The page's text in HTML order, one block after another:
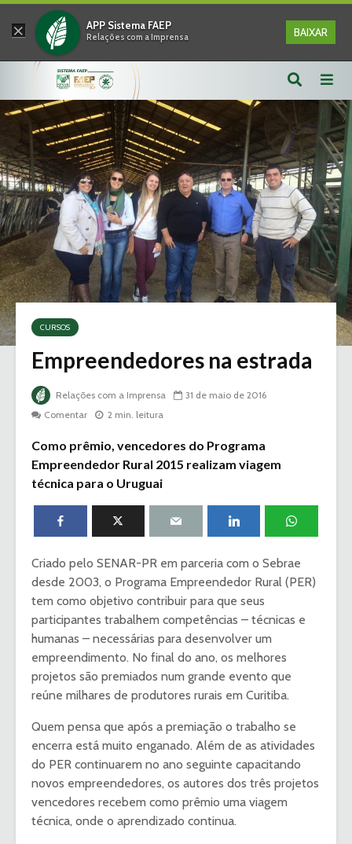
× APP Sistema FAEP
Relações com a Imprensa BAIXAR
CURSOS
Empreendedores na estrada
Relações com a Imprensa
31 de maio de 2016
Comentar
2 min. leitura
Como prêmio, vencedores do Programa
Empreendedor Rural 2015 realizam viagem
técnica para o Uruguai
Criado pelo SENAR-PR em parceria com o Sebrae
desde 2003, o Programa Empreendedor Rural (PER)
tem como objetivo contribuir para que seus
participantes trabalhem competências – técnicas e
humanas – necessárias para desenvolver um
empreendimento. No final do ano, os melhores
projetos são premiados num grande evento que
reúne milhares de produtores rurais em Curitiba.
Quem pensa que após a premiação o trabalho se
encerra está muito enganado. Além de as atividades
do PER continuarem no ano seguinte capacitando
novos empreendedores, os autores dos três projetos
vencedores recebem como prêmio uma viagem
técnica, onde o aprendizado continua.